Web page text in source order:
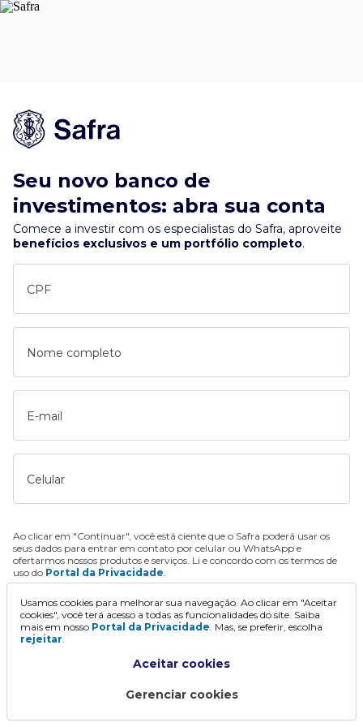
Seu novo banco de
investimentos: abra sua conta
Comece a investir com os especialistas do Safra, aproveite
benefícios exclusivos e um portfólio completo.
CPF
Nome completo
E-mail
Celular
Ao clicar em "Continuar", você está ciente que o Safra poderá usar os
seus dados para entrar em contato por celular ou WhatsApp e
ofertarmos nossos produtos e serviços. Li e concordo com os termos de
uso do Portal da Privacidade.
Continuar
Usamos cookies para melhorar sua navegação. Ao clicar em "Aceitar
cookies", você terá acesso a todas as funcionalidades do site. Saiba
mais em nosso Portal da Privacidade. Mas, se preferir, escolha
rejeitar.
Aceitar cookies
Gerenciar cookies